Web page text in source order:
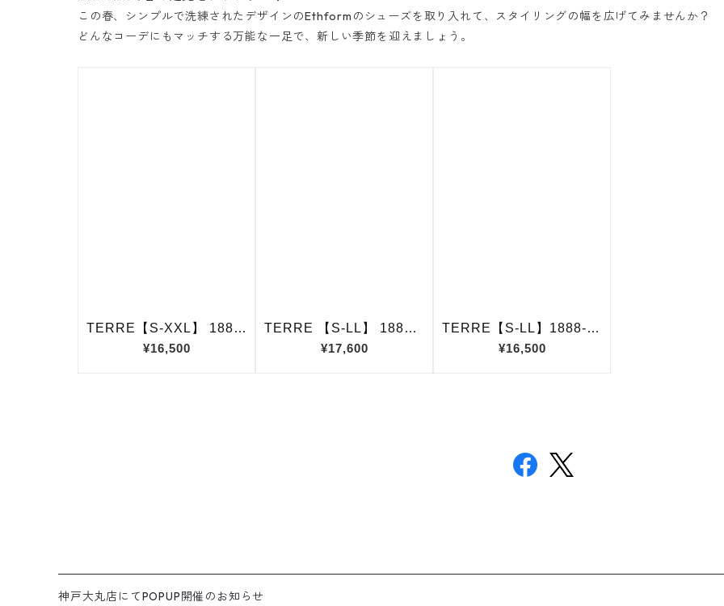
この春、シンプルで洗練されたデザインのEthformのシューズを取り入れて、スタイリングの幅を広げてみませんか？
どんなコーデにもマッチする万能な一足で、新しい季節を迎えましょう。
神戸大丸店にてPOPUP開催のお知らせ